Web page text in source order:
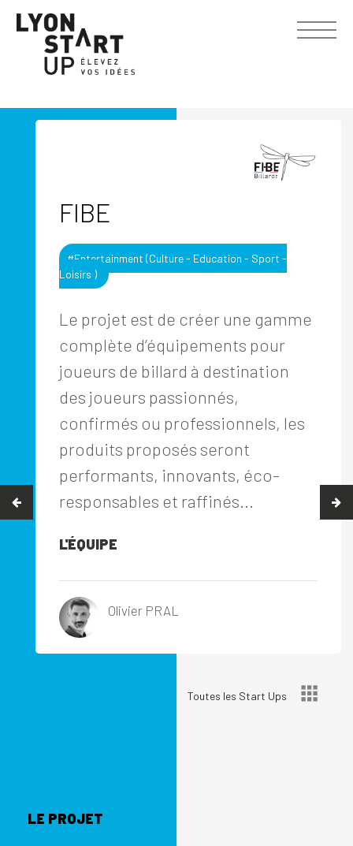
FIBE
#Entertainment (Culture - Education - Sport -
Loisirs )
Le projet est de créer une gamme
complète d’équipements pour
joueurs de billard à destination
des joueurs passionnés,
confirmés ou professionnels, les
produits proposés seront
performants, innovants, éco-
responsables et raffinés...
L'ÉQUIPE
Olivier PRAL
Toutes les Start Ups
LE PROJET